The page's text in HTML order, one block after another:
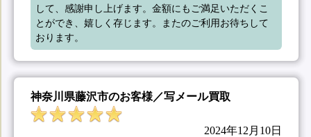
して、感謝申し上げます。金額にもご満足いただくこ
とができ、嬉しく存じます。またのご利用お待ちして
おります。
神奈川県藤沢市のお客様／写メール買取
2024年12月10日